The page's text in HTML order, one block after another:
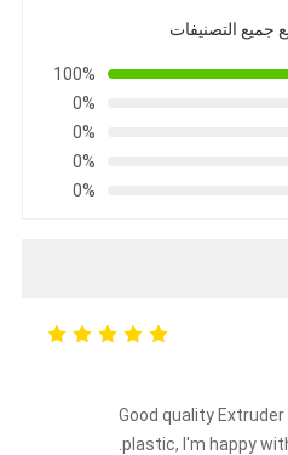
جميع التصنيفات
100%
0%
0%
0%
0%
Good quality
plastic, I'm happy